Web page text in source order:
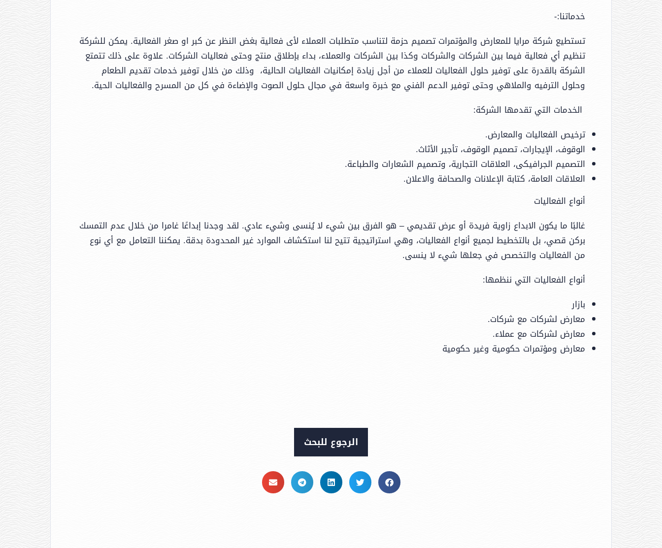
خدماتنا:-
تستطيع شركة مرايا للمعارض والمؤتمرات تصميم حزمة لتناسب متطلبات العملاء لأى فعالية بغض النظر عن كبر او صغر الفعالية. يمكن للشركة
تنظيم أي فعالية فيما بين الشركات والشركات وكذا بين الشركات والعملاء، بداء بإطلاق منتج وحتى فعاليات الشركات. علاوة على ذلك تتمتع
الشركة بالقدرة على توفير حلول الفعاليات للعملاء من أجل زيادة إمكانيات الفعاليات الحالية، وذلك من خلال توفير خدمات تقديم الطعام
وحلول الترفيه والملاهي وحتى توفير الدعم الفني مع خبرة واسعة في مجال حلول الصوت والإضاءة في كل من المسرح والفعاليات الحية.
الخدمات التي تقدمها الشركة:
ترخيص الفعاليات والمعارض.
الوقوف، الإيجارات، تصميم الوقوف، تأجير الأثاث.
التصميم الجرافيكى، العلاقات التجارية، وتصميم الشعارات والطباعة.
العلاقات العامة، كتابة الإعلانات والصحافة والاعلان.
أنواع الفعاليات
غالبًا ما يكون الابداع زاوية فريدة أو عرض تقديمي – هو الفرق بين شيء لا يُنسى وشيء عادي. لقد وجدنا إبداعًا غامرا من خلال عدم التمسك
بركن قصي، بل بالتخطيط لجميع أنواع الفعاليات، وهي استراتيجية تتيح لنا استكشاف الموارد غير المحدودة بدقة. يمكننا التعامل مع أي نوع
من الفعاليات والتخصص في جعلها شيء لا ينسى.
أنواع الفعاليات التي ننظمها:
بازار
معارض لشركات مع شركات.
معارض لشركات مع عملاء.
معارض ومؤتمرات حكومية وغير حكومية
الرجوع للبحث